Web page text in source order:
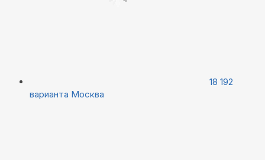
18 192
варианта Москва